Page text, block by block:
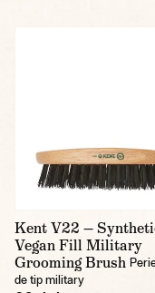
Kent V22 —
Vegan Fill Military
Grooming Brush
de tip military